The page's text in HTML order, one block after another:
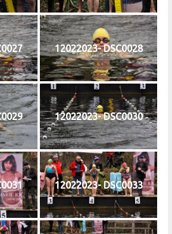
12022023- DSC0028
12022023- DSC0030
12022023- DSC0033